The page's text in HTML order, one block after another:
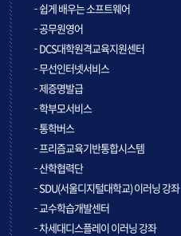
쉽게 배우는 소프트웨어
공무원영어
DCS대학원격교육지원센터
무선인터넷서비스
제증명발급
학부모서비스
통학버스
프리즘교육기반통합시스템
산학협력단
SDU(서울디지털대학교) 이러닝 강좌
교수학습개발센터
차세대디스플레이 이러닝 강좌